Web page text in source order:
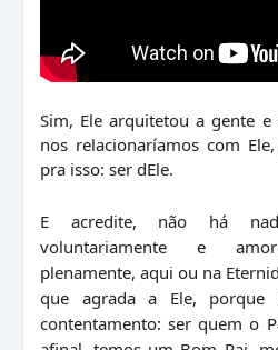
Sim, Ele arquitetou a gente
nos relacionaríamos com
pra isso: ser dEle.
E acredite, não há
voluntariamente e
plenamente, aqui ou na
que agrada a Ele,
contentamento: ser quem o